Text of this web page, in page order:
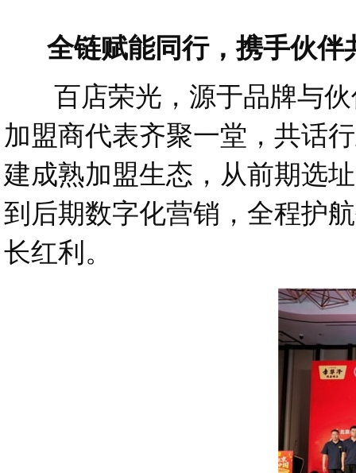
全链赋能同行，携手伙伴
百店荣光，源于品牌与伙
加盟商代表齐聚一堂，共话
建成熟加盟生态，从前期选
到后期数字化营销，全程护
长红利。